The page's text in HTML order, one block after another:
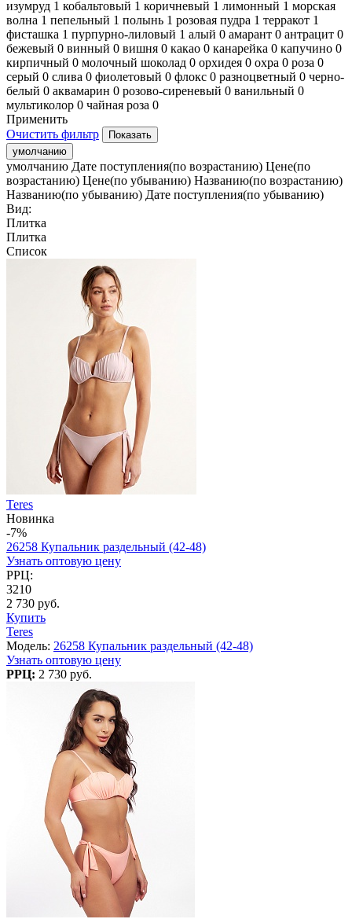
изумруд 1 кобальтовый 1 коричневый 1 лимонный 1 морская
волна 1 пепельный 1 полынь 1 розовая пудра 1 терракот 1
фисташка 1 пурпурно-лиловый 1 алый 0 амарант 0 антрацит 0
бежевый 0 винный 0 вишня 0 какао 0 канарейка 0 капучино 0
кирпичный 0 молочный шоколад 0 орхидея 0 охра 0 роза 0
серый 0 слива 0 фиолетовый 0 флокс 0 разноцветный 0 черно-
белый 0 аквамарин 0 розово-сиреневый 0 ванильный 0
мультиколор 0 чайная роза 0
Применить
Очистить фильтр
умолчанию
умолчанию Дате поступления(по возрастанию) Цене(по
возрастанию) Цене(по убыванию) Названию(по возрастанию)
Названию(по убыванию) Дате поступления(по убыванию)
Вид:
Плитка
Плитка
Список
Teres
Новинка
-7%
26258 Купальник раздельный (42-48)
Узнать оптовую цену
РРЦ:
3210
2 730 руб.
Купить
Teres
Модель: 26258 Купальник раздельный (42-48)
Узнать оптовую цену
РРЦ: 2 730 руб.